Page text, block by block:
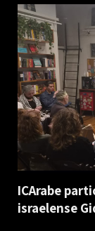
ICArabe
israelense